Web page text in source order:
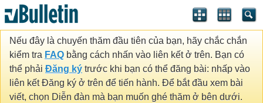
Nếu đây là chuyến thăm đầu tiên của bạn, hãy chắc chắn
kiểm tra FAQ bằng cách nhấn vào liên kết ở trên. Bạn có
thể phải Đăng ký trước khi bạn có thể đăng bài: nhấp vào
liên kết Đăng ký ở trên để tiến hành. Để bắt đầu xem bài
viết, chọn Diễn đàn mà bạn muốn ghé thăm ở bên dưới.